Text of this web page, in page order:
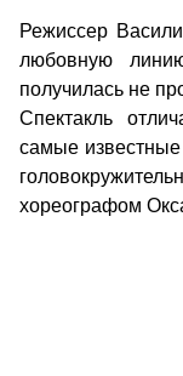
Режиссер
любовную
получилась не
Спектакль
самые
хореографом